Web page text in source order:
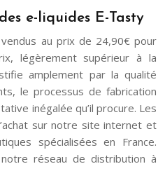
e-liquides E-Tasty
au prix de 24,90€ pour
légèrement supérieur à la
amplement par la qualité
le processus de fabrication
inégalée qu’il procure. Les
sur notre site internet et
spécialisées en France.
réseau de distribution à